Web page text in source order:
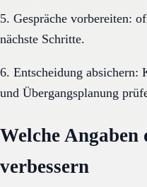
5. Gespräche vorbereiten:
nächste Schritte.
6. Entscheidung
und Übergangsplanung
Welche Angaben
verbessern